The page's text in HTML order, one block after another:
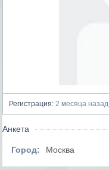
Регистрация: 2 месяца назад
Анкета
Город: Москва